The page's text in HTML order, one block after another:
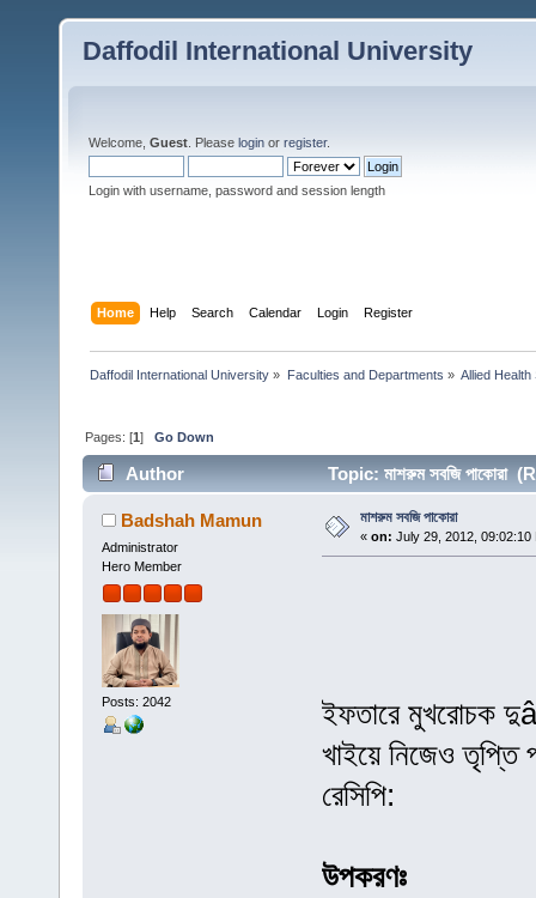
Daffodil International University
Welcome, Guest . Please login or register.
Login with username, password and session length
Home Help Search Calendar Login Register
Daffodil International University » Faculties and Departments » Allied Health
Pages: [1]Go Down
Author Topic: মাশরুম সবজি পাকোরা
Badshah Mamun
Administrator
Hero Member
Posts: 2042
মাশরুম সবজি পাকোরা
« on: July 29, 2012, 09:02:10
ইফতারে মুখরোচক
খাইয়ে নিজেও তৃপ্তি
রেসিপি:
উপকরণঃ